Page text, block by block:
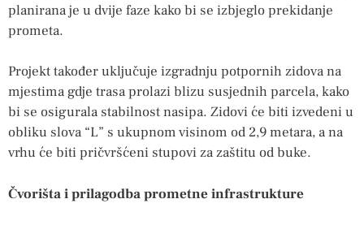
planirana je u dvije faze kako bi se izbjeglo prekidanje
prometa.
Projekt također uključuje izgradnju potpornih zidova na
mjestima gdje trasa prolazi blizu susjednih parcela, kako
bi se osigurala stabilnost nasipa. Zidovi će biti izvedeni u
obliku slova “L” s ukupnom visinom od 2,9 metara, a na
vrhu će biti pričvršćeni stupovi za zaštitu od buke.
Čvorišta i prilagodba prometne infrastrukture